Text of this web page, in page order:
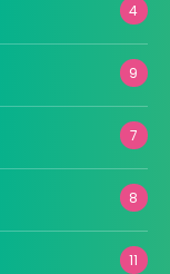
4
9
7
8
11